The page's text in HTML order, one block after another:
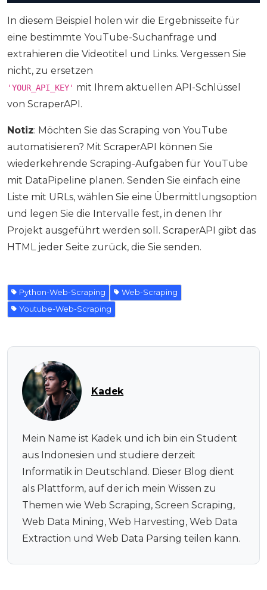
In diesem Beispiel holen wir die Ergebnisseite für
eine bestimmte YouTube-Suchanfrage und
extrahieren die Videotitel und Links. Vergessen Sie
nicht, zu ersetzen
'YOUR_API_KEY' mit Ihrem aktuellen API-Schlüssel
von ScraperAPI.
Notiz: Möchten Sie das Scraping von YouTube
automatisieren? Mit ScraperAPI können Sie
wiederkehrende Scraping-Aufgaben für YouTube
mit DataPipeline planen. Senden Sie einfach eine
Liste mit URLs, wählen Sie eine Übermittlungsoption
und legen Sie die Intervalle fest, in denen Ihr
Projekt ausgeführt werden soll. ScraperAPI gibt das
HTML jeder Seite zurück, die Sie senden.
Python-Web-Scraping
Web-Scraping
Youtube-Web-Scraping
Kadek
Mein Name ist Kadek und ich bin ein Student
aus Indonesien und studiere derzeit
Informatik in Deutschland. Dieser Blog dient
als Plattform, auf der ich mein Wissen zu
Themen wie Web Scraping, Screen Scraping,
Web Data Mining, Web Harvesting, Web Data
Extraction und Web Data Parsing teilen kann.